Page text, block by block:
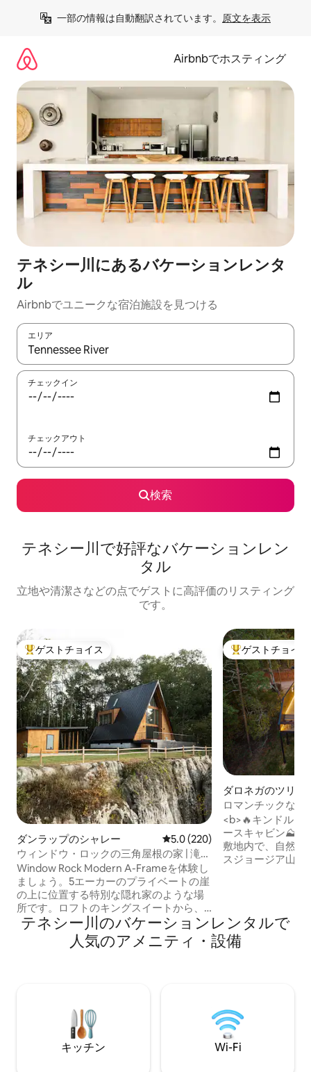
一部の情報は自動翻訳されています。 原文を表示
Airbnbでホスティング
テネシー川にあるバケーションレンタ
ル
Airbnbでユニークな宿泊施設を見つける
エリア
検索結果が表示されたら、上下の矢印キーを使って移動するか
チェックイン
チェックアウト
検索
テネシー川で好評なバケーションレン
タル
立地や清潔さなどの点でゲストに高評価のリスティング
です。
大好評のゲストチョイスです。
ゲストチョイス
ダンラップのシャレー レビュー220件、5つ星中5.0つ
5.0 (220)
ウィンドウ・ロックの三角屋根の家 | 滝見
え、ジャグジー、上位1%
Window Rock Modern A-Frameを体験し
ましょう。5エーカーのプライベートの崖
の上に位置する特別な隠れ家のような場
所です。ロフトのキングスイートから、
山のパノラマの景色を見ながら目を覚ま
しましょう。夕暮れどきに、全長2.1メー
トルのアラスカ杉材製のホットタブに浸
@windowrockmodernでフォローする
か、オンラインで検索してください。希
望の日程で予約できましたか？もうひと
つの、より広い宿泊施設「Jackson
大好評のゲスト
ゲストチョイス
ダロネガのツリー
ロマンチックな
リッジのマウンテ
<b>🔥キンドルリ
ースキャビン⛰️</b> 40エーカーの
敷地内で、自然と
スジョージア山脈
レベル2充電器 • カスタムキングベッド •
ガラス製のスライド
右上の アイコンをクリックして、このリ
テネシー川のバケーションレンタルで
人気のアメニティ・設備
キッチン Wi-Fi